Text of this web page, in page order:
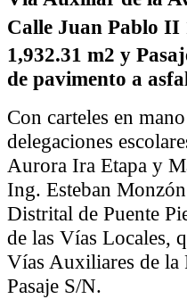
Calle Juan Pablo II
1,932.31 m2 y
de pavimento a
Con carteles en
delegaciones
Aurora Ira Etapa y
Ing. Esteban
Distrital de Puente
de las Vías Locales,
Vías Auxiliares de la
Pasaje S/N.